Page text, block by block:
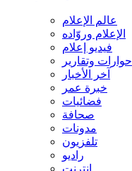
عالم الإعلام
الإعلام وروّاده
فيديو إعلام
حوارات وتقارير
آخر الأخبار
خبرة عمر
فضائيات
صحافة
مدونات
تلفزيون
راديو
انترنت